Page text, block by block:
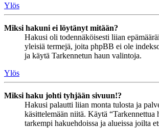
Ylös
Miksi hakuni ei löytänyt mitään?
Hakusi oli todennäköisesti liian
yleisiä termejä, joita phpBB ei ole
ja käytä Tarkennetun haun valintoja.
Ylös
Miksi haku johti tyhjään sivuun!?
Hakusi palautti liian monta tulosta ja
käsittelemään niitä. Käytä “Tarkennettua
tarkempi hakuehdoissa ja alueissa joilta